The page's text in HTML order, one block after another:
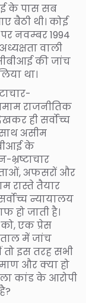
के पास सब
बैठी थी। कोई
पर नवम्बर 1994
वाली
की जांच
था।
राजनीतिक
ही सर्वोच्च
असीम
के
अफसरों और
तैयार
न्यायालय
हो जाती है।
को, एक प्रेस
में जांच
इस तरह सभी
और क्या हो
कांड के आरोपी